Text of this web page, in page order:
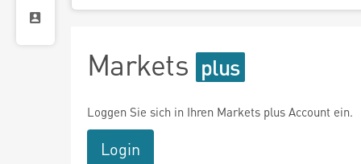
Markets
Loggen Sie sich in Ihren Markets plus Account ein.
Login